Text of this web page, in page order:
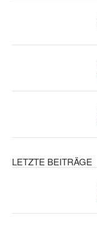
LETZTE BEITRÄGE